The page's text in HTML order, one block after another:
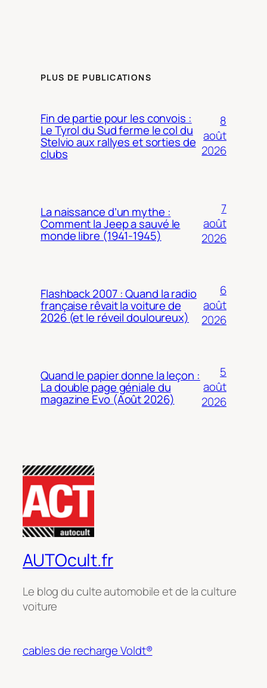
PLUS DE PUBLICATIONS
Fin de partie pour les convois :
Le Tyrol du Sud ferme le col du
Stelvio aux rallyes et sorties de
clubs
8
août
2026
La naissance d’un mythe :
Comment la Jeep a sauvé le
monde libre (1941-1945)
7
août
2026
Flashback 2007 : Quand la radio
française rêvait la voiture de
2026 (et le réveil douloureux)
6
août
2026
Quand le papier donne la leçon :
La double page géniale du
magazine Evo (Août 2026)
5
août
2026
AUTOcult.fr
Le blog du culte automobile et de la culture
voiture
cables de recharge Voldt®